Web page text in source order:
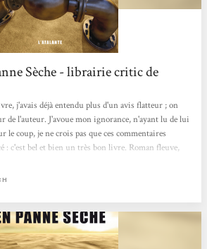
Sèche - librairie critic de
j'avais déjà entendu plus d'un avis flatteur ; on
de l'auteur. J'avoue mon ignorance, n'ayant lu de lui
le coup, je ne crois pas que ces commentaires
c'est bel et bien un très bon livre. Roman fleuve,
simple de se laisser porter. Non, on est plutôt pris